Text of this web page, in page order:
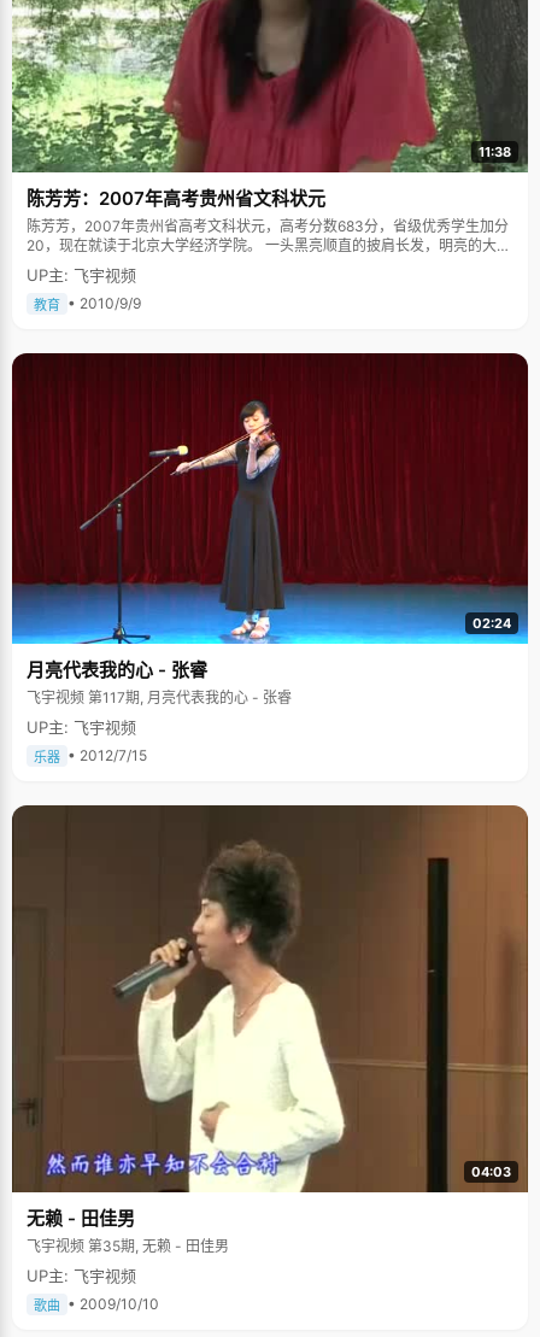
11:38
陈芳芳：2007年高考贵州省文科状元
陈芳芳，2007年贵州省高考文科状元，高考分数683分，省级优秀学生加分
20，现在就读于北京大学经济学院。 一头黑亮顺直的披肩长发，明亮的大眼
睛，甜甜的酒窝。文静乖巧中透着执着和坚强，贵州省文科状元陈芳芳微微
笑着，眼神明亮而智慧。或许很多见过芳芳的人都认为，一定是上天的特别
眷顾，将幸运赐予了这位才貌双全的女孩。殊不知，在状元光环的背后，是
外出、游泳、到田地里抓小动物，凡是男孩子能干的事情，她都干得不亦乐
乎，"那时候对于女孩子做手工我特别不理解，也很怕逛街，让我去爬山倒是
陈芳芳就经常一个人出门参加各种活动。第一次离开家是小学五年级，陈芳
芳跟着同学们去参加遵义的军训活动，一个月封闭式训练，然后再到昆明参
加世博会。军训条件很艰苦，练得很累，吃得很简单。从贵州到遵义要坐两
天一夜的火车，晚上只能用报纸铺在地上睡觉。很多小孩子哭喊着给家里打
电话，陈芳芳却始终安静地坚持着，反而很喜欢军训的生活。她总记得爸爸
那句话，"吃得苦中苦，方为人上人"。 上大学之前，陈芳芳走过很多地方，
一个人去过云南，到过新疆，提高到北京感受了北大的氛围，前段时间，她
还一个人去了趟秦皇岛，这些经历，不仅开阔了眼界，更重要的是历练了处
世、解决问题的思维和能力。比起其他女孩子，陈芳芳少了娇气，多了坚
强。在朋友圈里，陈芳芳因为历练赢得了"淡定芳"的外号，每次遇到紧急事
情，她总是能以最快的速度想到解决办法，提出建议。 感谢爸妈的培养 陈芳
芳的家庭并不富裕，爸爸是普通的工人，妈妈很早就下岗了，但是为了芳芳
的成长，他们不惜省吃俭用。芳芳小时候，一套房的价格才3 000多元，而
他们借钱为她买了一架12 000元的钢琴。为了学琴，一家人风雨无阻，一节
课都没有耽误过。刚开始学琴的时候，面对枯燥的琴谱和指法练习，很多孩
子都坚持不下来，放弃了。芳芳懂得这架钢琴对自己家的意义，老师教的曲
掌声和鼓励中，芳芳尝到了一些小甜头，她渐渐爱上音乐，演奏水平日益提
全国小学生电子琴大赛三等奖和宋庆龄奖学金。 "我很感谢我的爸爸妈妈，无
论条件多么艰难，他们都是我坚强的后盾。他们不仅培养了我音乐方面的特
长，让我有了自信，更多的是他们教会了我独立自强。" 芳芳从小就懂得生活
的艰辛和不易，她衣着朴素，生活节俭，从来不和同学比吃比穿。对父母的
操劳，她看在眼里疼在心里，更加努力地学习，用成绩来回报父母的辛劳。
"一个人的成绩真的会影响很多东西，影响以后的道路和发展，所以我还是会
很在意，很努力"，陈芳芳过早的懂事，在学习上比其他同学付出得更多。上
课的时候，她会盯着老师看，一点也不走神。所有教过陈芳芳的老师都会对
这个孩子印象深刻，觉得她很乖。"我觉得上课的时候，老师站着，我坐着，
老师讲着，我听着，他们很不容易，所以我应该尊重他们"，陈芳芳说，"而
且这样听课效率特别高，每次下课我基本不用复习就能把当堂课的内容全部
记住了。"关于学习经验，陈芳芳只有一条：紧跟着老师走就没错了。 事无艰
难，何来人杰，因为父母的无私付出和她的不懈努力，芳芳以贵州省文科第
一名的成绩圆梦北大，这也是她给爸爸妈妈最好的礼物。
UP主: 飞宇视频
教育 • 2010/9/9
02:24
月亮代表我的心 - 张睿
飞宇视频 第117期, 月亮代表我的心 - 张睿
UP主: 飞宇视频
乐器 • 2012/7/15
04:03
无赖 - 田佳男
飞宇视频 第35期, 无赖 - 田佳男
UP主: 飞宇视频
歌曲 • 2009/10/10